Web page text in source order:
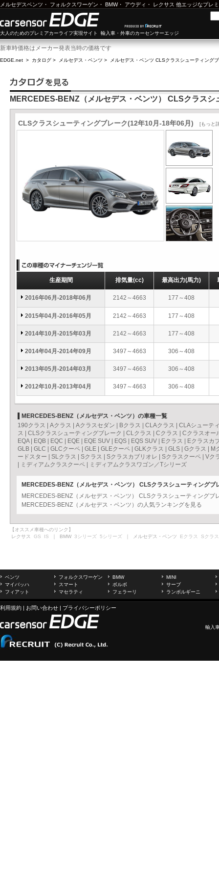
メルセデスベンツ ・ フォルクスワーゲン ・ BMW・ アウディ ・ レクサス 他エッジなプレ
大人のためのプレミアカーライフ実現サイト 輸入車・外車のカーセンサーエッジ
新車時価格はメーカー発表当時の価格です
EDGE.net > カタログ > メルセデス・ベンツ > メルセデス・ベンツ CLSクラスシューティング
MERCEDES-BENZ（メルセデス・ベンツ） CLSクラスシ
CLSクラスシューティングブレーク(12年10月-18年06月) [もっと
生産期間 排気量(cc) 最高出力(馬力)
2016年06月-2018年06月 2142～4663 177～408
2015年04月-2016年05月 2142～4663 177～408
2014年10月-2015年03月 2142～4663 177～408
2014年04月-2014年09月 3497～4663 306～408
2013年05月-2014年03月 3497～4663 306～408
2012年10月-2013年04月 3497～4663 306～408
MERCEDES-BENZ（メルセデス・ベンツ）の車種一覧
190クラス
Aクラス Aクラスセダン Bクラス CLAクラス
CLAシューテ
ス
CLSクラスシューティングブレーク CLクラス Cクラス
Cクラスオー
EQA| EQB EQC EQE EQE SUV EQS EQS SUV Eクラス
Eクラスカ
GLB
GLC GLCクーペ GLE GLEクーペ GLKクラス GLS Gクラス
M
ードスター
SLクラス Sクラス Sクラスカブリオレ Sクラスクーペ
Vク
ミディアムクラスクーペ ミディアムクラスワゴン／Tシリーズ
MERCEDES-BENZ（メルセデス・ベンツ） CLSクラスシューティングブ
MERCEDES-BENZ（メルセデス・ベンツ） CLSクラスシューティングブ
MERCEDES-BENZ（メルセデス・ベンツ）の人気ランキングを見る
【オススメ車種へのリンク】
レクサス GS IS ｜ BMW 3シリーズ 5シリーズ ｜ メルセデス・ベンツ Eクラス Sクラス
ベンツ フォルクスワーゲン BMW
MINI
マイバッハ
スマート ボルボ
サーブ
フィアット
マセラティ フェラーリ ランボルギーニ
利用規約 | お問い合わせ | プライバシーポリシー
輸入